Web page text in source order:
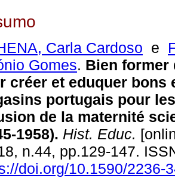
Carla Cardoso e
Gomes. Bien former
créer et eduquer bons
portugais pour
de la maternité
1958). Hist. Educ.
n.44, pp.129-147.
doi.org/10.1590/2236-